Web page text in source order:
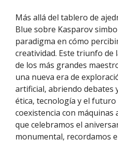
Más allá del tablero de
Blue sobre Kasparov
paradigma en cómo
creatividad. Este triunfo de
de los más grandes
una nueva era de
artificial, abriendo debates
ética, tecnología y el
coexistencia con máquinas
que celebramos el
monumental, recordamos